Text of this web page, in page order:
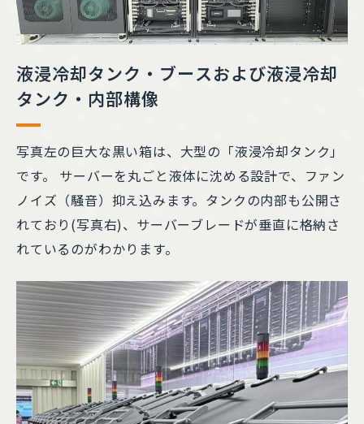
液浸冷却タンク・ブースおよび液浸冷却
タンク・内部構像
写真左の巨大な黒い箱は、大型の「液浸冷却タンク」
です。 サーバーを丸ごと液体に沈める設計で、ファン
ノイズ（騒音）抑え込みます。タンクの内部も公開さ
れており(写真右)、サーバーブレードが垂直に格納さ
れているのがわかります。